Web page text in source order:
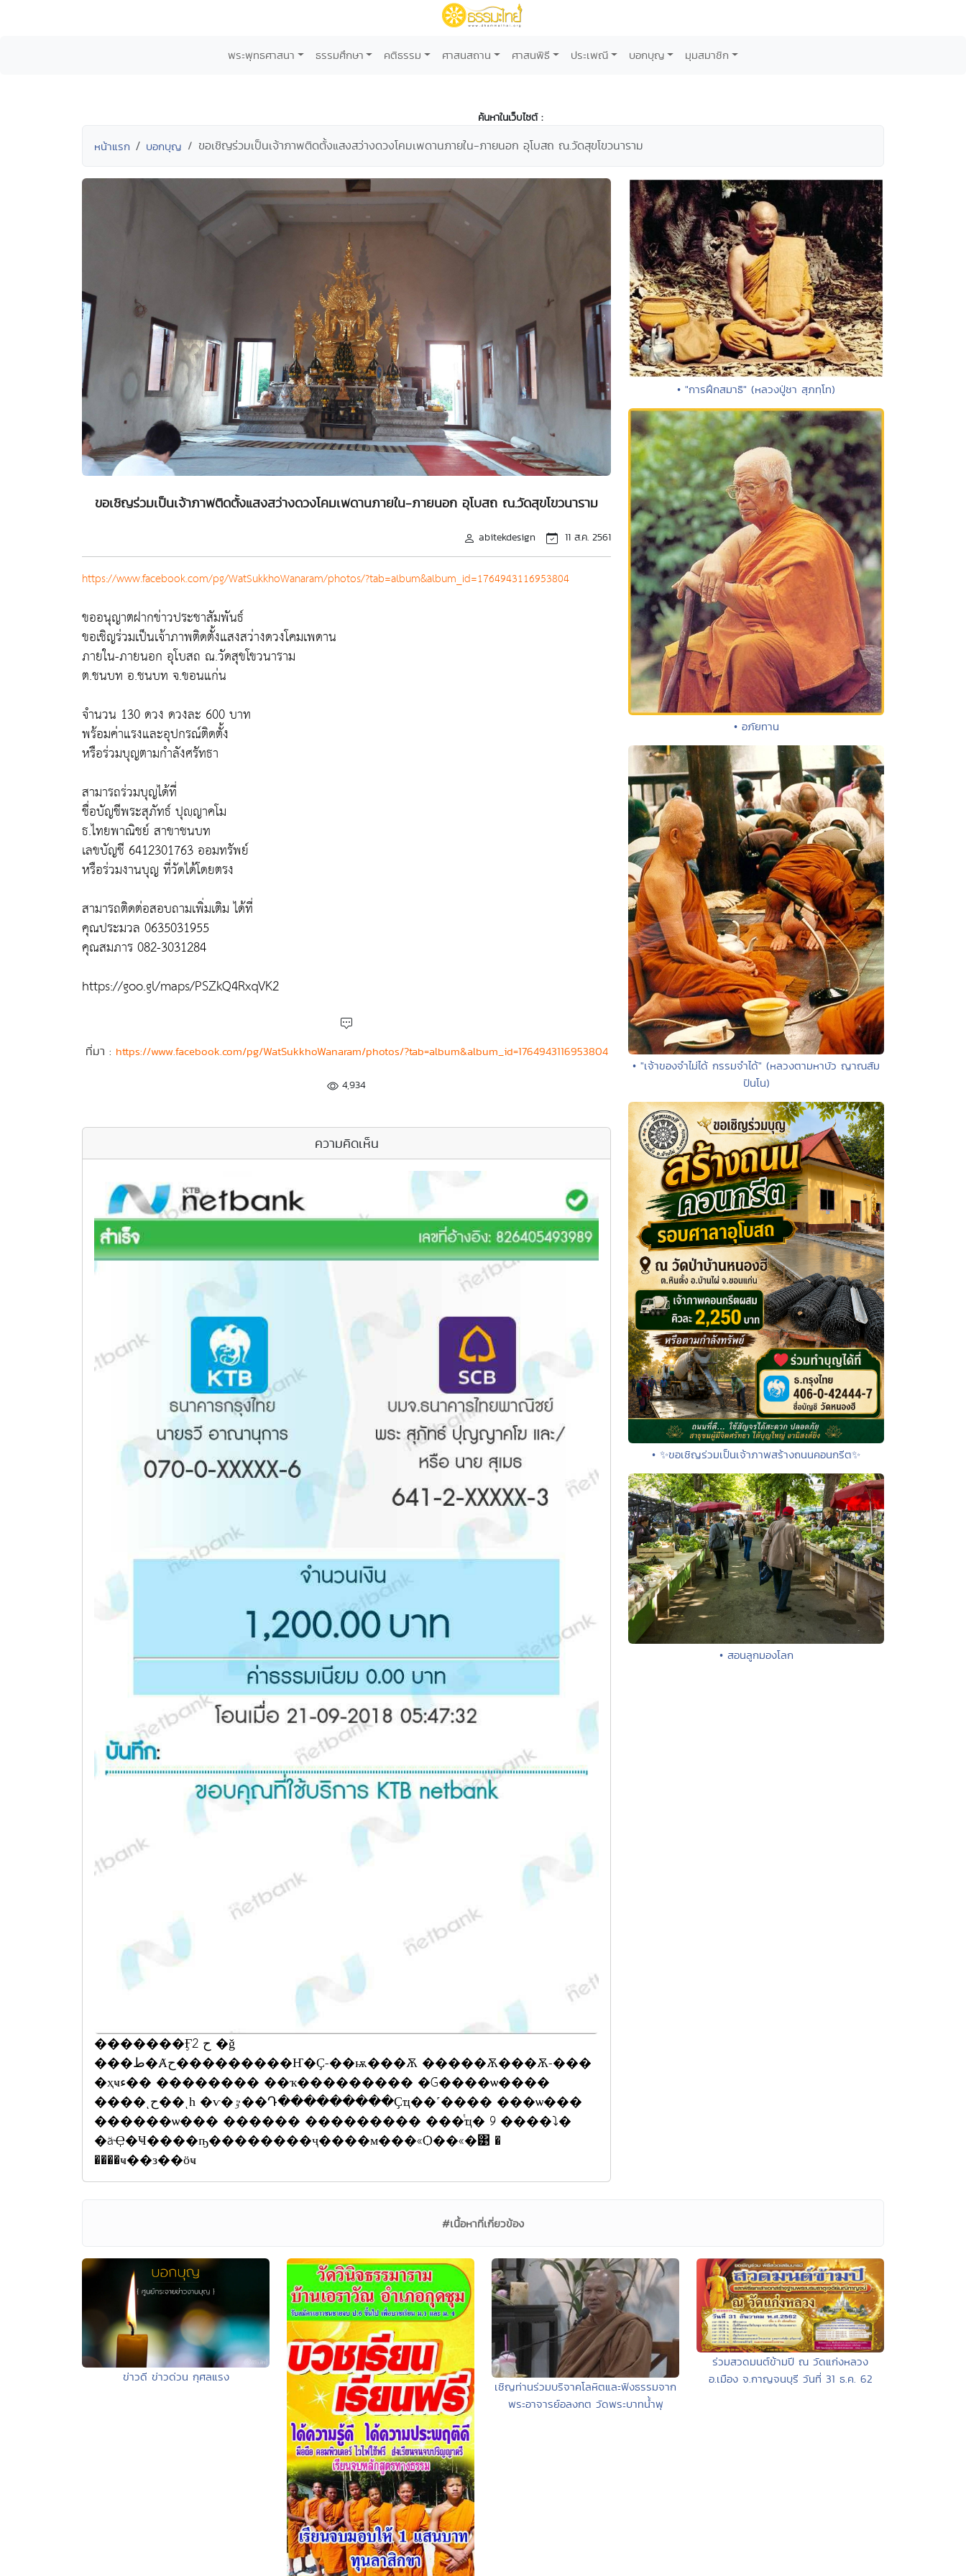
พระพุทธศาสนา ธรรมศึกษา คติธรรม ศาสนสถาน ศาสนพิธี ประเพณี บอกบุญ มุมสมาชิก
ค้นหาในเว็บไซต์ :
หน้าแรก บอกบุญ ขอเชิญร่วมเป็นเจ้าภาพติดตั้งแสงสว่างดวงโคมเพดานภายใน-ภายนอก อุโบสถ ณ.วัดสุขโขวนาราม
ขอเชิญร่วมเป็นเจ้าภาพติดตั้งแสงสว่างดวงโคมเพดานภายใน-ภายนอก อุโบสถ ณ.วัดสุขโขวนาราม
abitekdesign 11 ส.ค. 2561
https://www.facebook.com/pg/WatSukkhoWanaram/photos/?tab=album&album_id=1764943116953804
ขออนุญาตฝากข่าวประชาสัมพันธ์
ขอเชิญร่วมเป็นเจ้าภาพติดตั้งแสงสว่างดวงโคมเพดาน
ภายใน-ภายนอก อุโบสถ ณ.วัดสุขโขวนาราม
ต.ชนบท อ.ชนบท จ.ขอนแก่น
จำนวน 130 ดวง ดวงละ 600 บาท
พร้อมค่าแรงและอุปกรณ์ติดตั้ง
หรือร่วมบุญตามกำลังศรัทธา
สามารถร่วมบุญได้ที่
ชื่อบัญชีพระสุภัทธ์ ปุญฺญาคโม
ธ.ไทยพาณิชย์ สาขาชนบท
เลขบัญชี 6412301763 ออมทรัพย์
หรือร่วมงานบุญ ที่วัดได้โดยตรง
สามารถติดต่อสอบถามเพิ่มเติม ได้ที่
คุณประมวล 0635031955
คุณสมภาร 082-3031284
https://goo.gl/maps/PSZkQ4RxqVK2
ที่มา : https://www.facebook.com/pg/WatSukkhoWanaram/photos/?tab=album&album_id=1764943116953804
4,934
ความคิดเห็น
�������Ӻح 2 �ǧ
���ط�Ⱥح���������Ҥ�Ҫ-��ѭ���Ѫ �����Ѫ���Ѫ-���
�ҳҹء�� �������� ��ҡ��������� �Ǵ����ѡ����
����ͺح��ͺһ �ѵ�ٷ��Դ���������Ҫҵ��˹���� ���ѡ���
������ѡ��� ������ ��������� ���ͭҵ� 9 ����⤵�
�äҾ�Ҹ����ҧ��������ҷ����м���«Ѻ��«�͹ �
����ҹ��з��ӧҹ
• "การฝึกสมาธิ" (หลวงปู่ชา สุภทฺโท)
• อภัยทาน
• "เจ้าของจำไม่ได้ กรรมจำได้" (หลวงตามหาบัว ญาณสัม
ปันโน)
• ✨ขอเชิญร่วมเป็นเจ้าภาพสร้างถนนคอนกรีต✨
• สอนลูกมองโลก
#เนื้อหาที่เกี่ยวข้อง
ข่าวดี ข่าวด่วน กุศลแรง
เชิญท่านร่วมบริจาคโลหิตและฟังธรรมจาก
พระอาจารย์อลงกต วัดพระบาทน้ำพุ
ร่วมสวดมนต์ข้ามปี ณ วัดแก่งหลวง
อ.เมือง จ.กาญจนบุรี วันที่ 31 ธ.ค. 62